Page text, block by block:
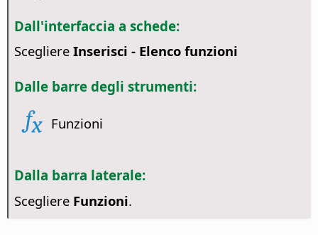
Dall'interfaccia a schede:
Scegliere Inserisci - Elenco funzioni
Dalle barre degli strumenti:
Funzioni
Dalla barra laterale:
Scegliere Funzioni.